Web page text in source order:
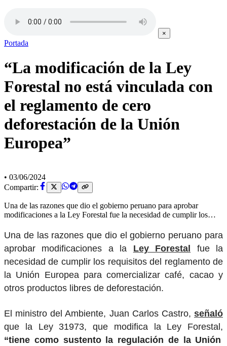
×
Portada
“La modificación de la Ley
Forestal no está vinculada con
el reglamento de cero
deforestación de la Unión
Europea”
• 03/06/2024
Compartir:
Una de las razones que dio el gobierno peruano para aprobar
modificaciones a la Ley Forestal fue la necesidad de cumplir los…
Una de las razones que dio el gobierno peruano para
aprobar modificaciones a la Ley Forestal fue la
necesidad de cumplir los requisitos del reglamento de
la Unión Europea para comercializar café, cacao y
otros productos libres de deforestación.
El ministro del Ambiente, Juan Carlos Castro, señaló
que la Ley 31973, que modifica la Ley Forestal,
“tiene como sustento la regulación de la Unión